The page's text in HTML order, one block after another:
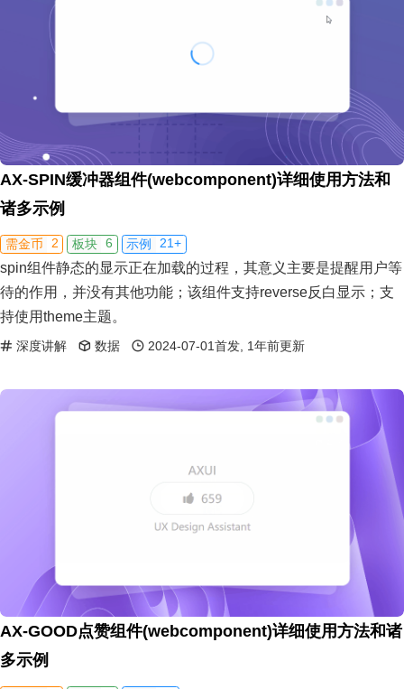
AX-SPIN缓冲器组件(webcomponent)详细使用方法和
诸多示例
需金币 2 板块 6 示例 21+
spin组件静态的显示正在加载的过程，其意义主要是提醒用户等
待的作用，并没有其他功能；该组件支持reverse反白显示；支
持使用theme主题。
深度讲解 数据 2024-07-01首发, 1年前更新
AX-GOOD点赞组件(webcomponent)详细使用方法和诸
多示例